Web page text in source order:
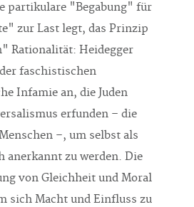
partikulare "Begabung" für
zur Last legt, das Prinzip
Rationalität: Heidegger
faschistischen
Infamie an, die Juden
erfunden – die
–, um selbst als
anerkannt zu werden. Die
von Gleichheit und Moral
sich Macht und Einfluss zu